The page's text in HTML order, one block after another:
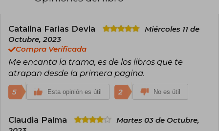
Catalina Farias Devia
Miércoles 11 de
Octubre, 2023
Compra Verificada
Me encanta la trama, es de los libros que te
atrapan desde la primera pagina.
5 Esta opinión es útil 2 No es útil
Claudia Palma
Martes 03 de Octubre,